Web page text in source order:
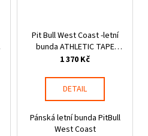
Pit Bull West Coast -letní
bunda ATHLETIC TAPE
černá
1 370 Kč
DETAIL
Pánská letní bunda PitBull
West Coast